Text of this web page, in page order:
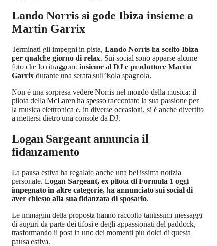
Lando Norris si gode Ibiza insieme a
Martin Garrix
Terminati gli impegni in pista, Lando Norris ha scelto Ibiza
per qualche giorno di relax. Sui social sono apparse alcune
foto che lo ritraggono insieme al DJ e produttore Martin
Garrix durante una serata sull’isola spagnola.
Non è una sorpresa vedere Norris nel mondo della musica: il
pilota della McLaren ha spesso raccontato la sua passione per
la musica elettronica e, in diverse occasioni, si è anche divertito
a mettersi dietro una console da DJ.
Logan Sargeant annuncia il
fidanzamento
La pausa estiva ha regalato anche una bellissima notizia
personale. Logan Sargeant, ex pilota di Formula 1 oggi
impegnato in altre categorie, ha annunciato sui social di
aver chiesto alla sua fidanzata di sposarlo.
Le immagini della proposta hanno raccolto tantissimi messaggi
di auguri da parte dei tifosi e degli appassionati del paddock,
trasformando il post in uno dei momenti più dolci di questa
pausa estiva.